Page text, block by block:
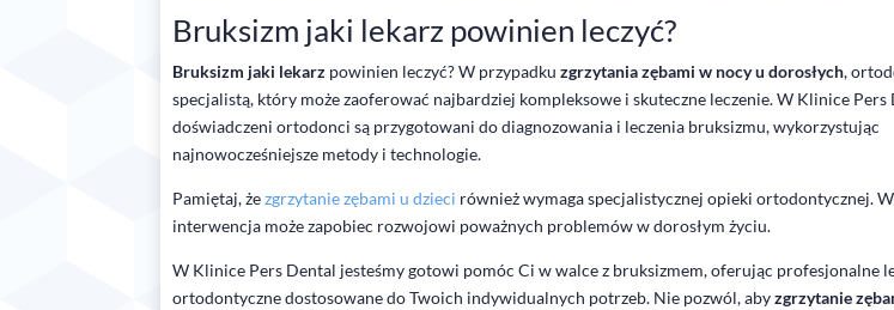
Bruksizm jaki lekarz powinien leczyć?
Bruksizm jaki lekarz powinien leczyć? W przypadkuzgrzytania zębami w nocy u dorosłych,
specjalistą, który może zaoferować najbardziej kompleksowe i skuteczne leczenie. W Klinice Pers
doświadczeni ortodonci są przygotowani do diagnozowania i leczenia bruksizmu, wykorzystując
najnowocześniejsze metody i technologie.
Pamiętaj, żezgrzytanie zębami u dzieci również wymaga specjalistycznej opieki ortodontycznej.
interwencja może zapobiec rozwojowi poważnych problemów w dorosłym życiu.
W Klinice Pers Dental jesteśmy gotowi pomóc Ci w walce z bruksizmem, oferując profesjonalne
ortodontyczne dostosowane do Twoich indywidualnych potrzeb. Nie pozwól, abyzgrzytanie